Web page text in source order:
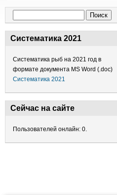
Систематика 2021
Систематика рыб на 2021 год в
формате документа MS Word (.doc)
Систематика 2021
Сейчас на сайте
Пользователей онлайн: 0.